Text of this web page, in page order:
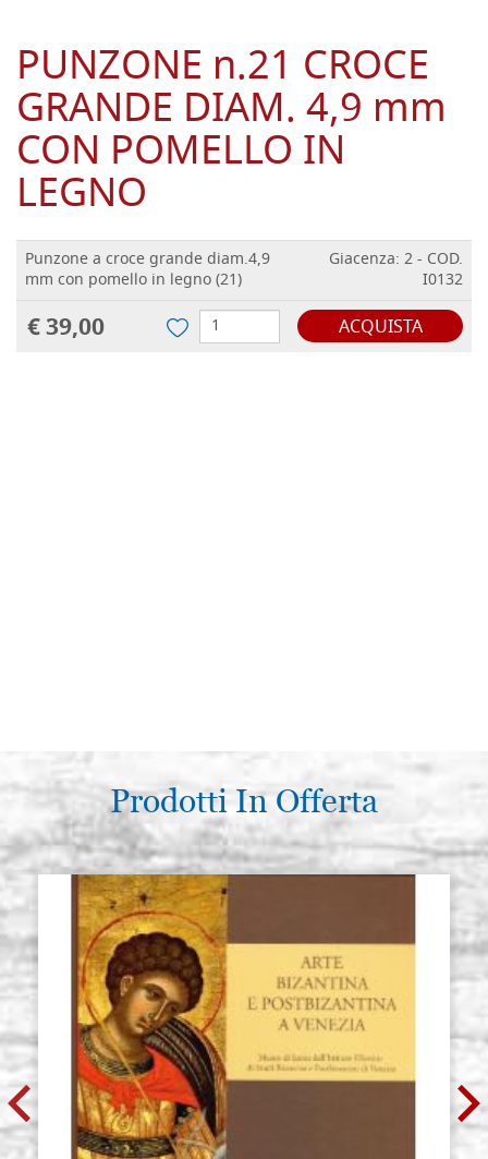
PUNZONE n.21 CROCE
GRANDE DIAM. 4,9 mm
CON POMELLO IN
LEGNO
Punzone a croce grande diam.4,9
mm con pomello in legno (21)
Giacenza: 2 - COD.
I0132
€ 39,00 ACQUISTA
Prodotti In Offerta